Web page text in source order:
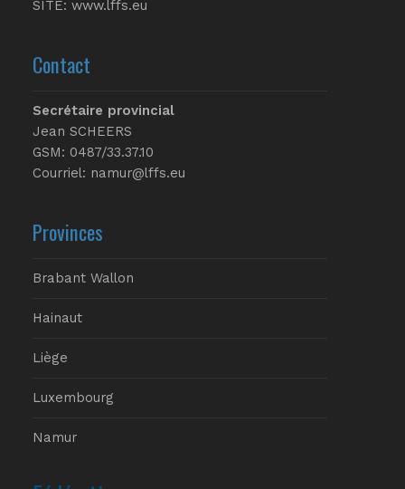
SITE: www.lffs.eu
Contact
Secrétaire provincial
Jean SCHEERS
GSM: 0487/33.37.10
Courriel: namur@lffs.eu
Provinces
Brabant Wallon
Hainaut
Liège
Luxembourg
Namur